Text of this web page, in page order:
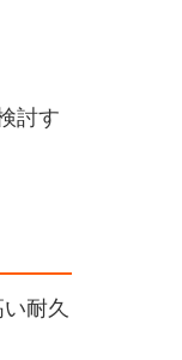
討す
耐久